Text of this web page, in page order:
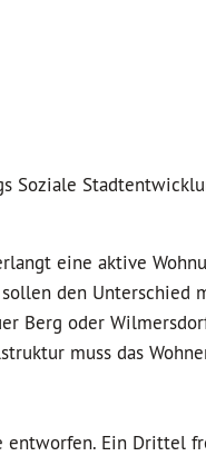
Soziale
eine aktive
den Unterschied
Berg oder
muss das
Ein Drittel